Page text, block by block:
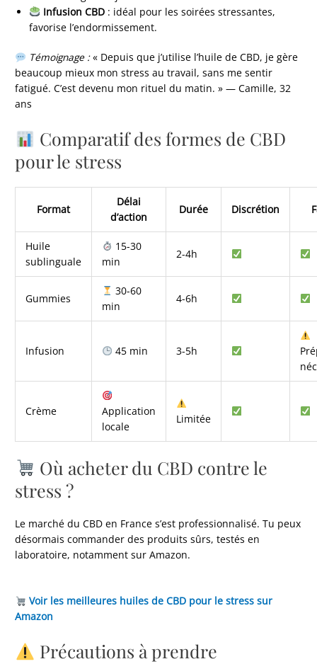
Infusion CBD: idéal pour les soirées stressantes,
favorise l’endormissement.
Témoignage :« Depuis que j’utilise l’huile de CBD, je gère
beaucoup mieux mon stress au travail, sans me sentir
fatigué. C’est devenu mon rituel du matin. » — Camille, 32
ans
Comparatif des formes de CBD
pour le stress
Format
Délai
d’action
Durée Discrétion
Huile
sublinguale
15-30
min
2-4h
Gummies
30-60
min
4-6h
Infusion 45 min 3-5h
Crème
Application
locale
Limitée
Où acheter du CBD contre le
stress ?
Le marché du CBD en France s’est professionnalisé. Tu peux
désormais commander des produits sûrs, testés en
laboratoire, notamment sur Amazon.
Voir les meilleures huiles de CBD pour le stress sur
Amazon
Précautions à prendre